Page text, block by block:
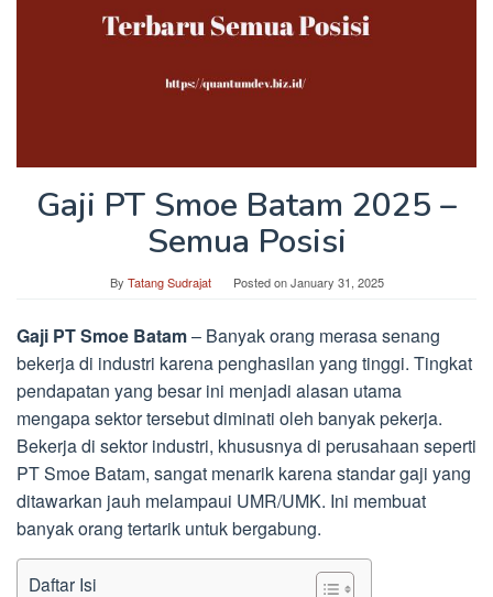
Gaji PT Smoe Batam 2025 –
Semua Posisi
By Tatang Sudrajat Posted onJanuary 31, 2025
Gaji PT Smoe Batam– Banyak orang merasa senang
bekerja di industri karena penghasilan yang tinggi. Tingkat
pendapatan yang besar ini menjadi alasan utama
mengapa sektor tersebut diminati oleh banyak pekerja.
Bekerja di sektor industri, khususnya di perusahaan seperti
PT Smoe Batam, sangat menarik karena standar gaji yang
ditawarkan jauh melampaui UMR/UMK. Ini membuat
banyak orang tertarik untuk bergabung.
Daftar Isi